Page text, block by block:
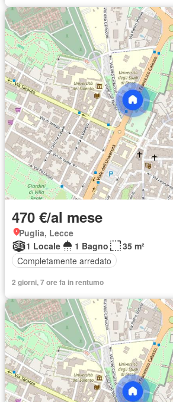
470 €/al mese
Puglia, Lecce
1 Locale
1 Bagno
35 m²
Completamente arredato
2 giorni, 7 ore fa in rentumo